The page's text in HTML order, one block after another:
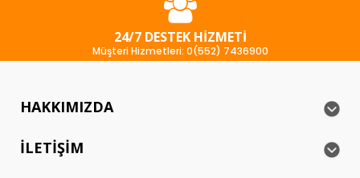
24/7 DESTEK HIZMETI
Müşteri Hizmetleri: 0(552) 7436900
HAKKIMIZDA
İLETIŞIM